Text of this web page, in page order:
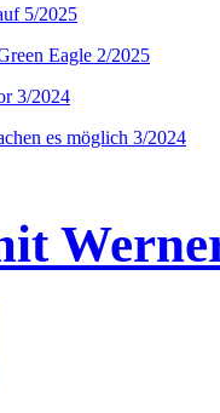
5/2025
Eagle 2/2025
3/2024
es möglich 3/2024